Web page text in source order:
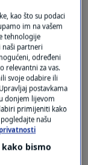
kao što su podaci
im na vašem
tehnologije
naši partneri
određeni
relevantni za vas.
svoje odabire ili
postavkama
donjem lijevom
primijeniti kako
našu
bismo